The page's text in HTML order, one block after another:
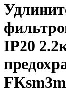
IP20